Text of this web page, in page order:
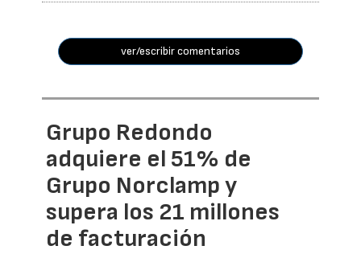
ver/escribir comentarios
Grupo Redondo
adquiere el 51% de
Grupo Norclamp y
supera los 21 millones
de facturación